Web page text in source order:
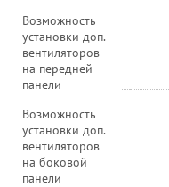
Возможность
установки доп.
вентиляторов
на передней
панели
Возможность
установки доп.
вентиляторов
на боковой
панели